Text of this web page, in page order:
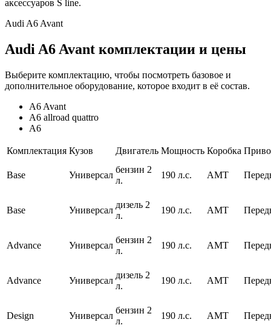
аксессуаров S line.
Audi A6 Avant
Audi A6 Avant комплектации и цены
Выберите комплектацию, чтобы посмотреть базовое и
дополнительное оборудование, которое входит в её состав.
A6 Avant
A6 allroad quattro
A6
Комплектация Кузов Двигатель Мощность Коробка
Base Универсал
бензин 2
л.
190 л.с. AMT
Base Универсал
дизель 2
л.
190 л.с. AMT
Advance Универсал
бензин 2
л.
190 л.с. AMT
Advance Универсал
дизель 2
л.
190 л.с. AMT
Design Универсал
бензин 2
л.
190 л.с. AMT